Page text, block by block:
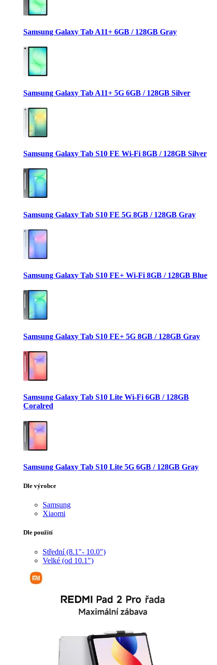
Samsung Galaxy Tab A11+ 6GB / 128GB Gray
Samsung Galaxy Tab A11+ 5G 6GB / 128GB Silver
Samsung Galaxy Tab S10 FE Wi-Fi 8GB / 128GB Silver
Samsung Galaxy Tab S10 FE 5G 8GB / 128GB Gray
Samsung Galaxy Tab S10 FE+ Wi-Fi 8GB / 128GB Blue
Samsung Galaxy Tab S10 FE+ 5G 8GB / 128GB Gray
Samsung Galaxy Tab S10 Lite Wi-Fi 6GB / 128GB
Coralred
Samsung Galaxy Tab S10 Lite 5G 6GB / 128GB Gray
Dle výrobce
Samsung
Xiaomi
Dle použití
Střední (8.1"- 10.0")
Velké (od 10.1")